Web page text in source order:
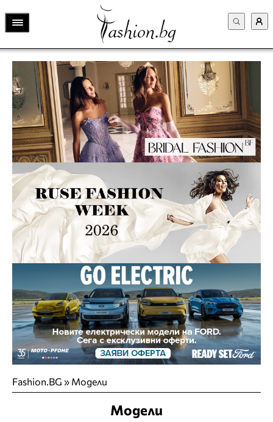
Fashion.BG » Модели
Модели